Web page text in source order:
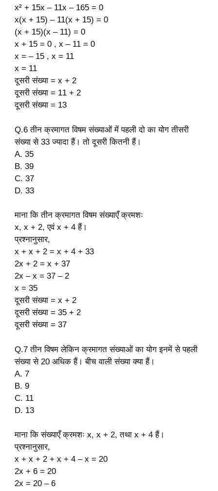
x² + 15x – 11x – 165 = 0
x(x + 15) – 11(x + 15) = 0
(x + 15)(x – 11) = 0
x + 15 = 0 , x – 11 = 0
x = – 15 , x = 11
x = 11
दूसरी संख्या = x + 2
दूसरी संख्या = 11 + 2
दूसरी संख्या = 13
Q.6 तीन क्रमागत विषम संख्याओं में पहली दो का योग तीसरी
संख्या से 33 ज्यादा हैं। तो दूसरी कितनी हैं।
A. 35
B. 39
C. 37
D. 33
माना कि तीन क्रमागत विषम संख्याएँ क्रमशः
x, x + 2, एवं x + 4 हैं।
प्रश्नानुसार,
x + x + 2 = x + 4 + 33
2x + 2 = x + 37
2x – x = 37 – 2
x = 35
दूसरी संख्या = x + 2
दूसरी संख्या = 35 + 2
दूसरी संख्या = 37
Q.7 तीन विषम लेकिन क्रमागत संख्याओं का योग इनमें से पहली
संख्या से 20 अधिक हैं। बीच वाली संख्या क्या हैं।
A. 7
B. 9
C. 11
D. 13
माना कि संख्याएँ क्रमशः x, x + 2, तथा x + 4 हैं।
प्रश्नानुसार,
x + x + 2 + x + 4 – x = 20
2x + 6 = 20
2x = 20 – 6